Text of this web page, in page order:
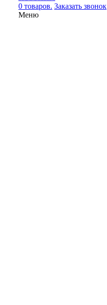
0 товаров. Заказать звонок
Меню